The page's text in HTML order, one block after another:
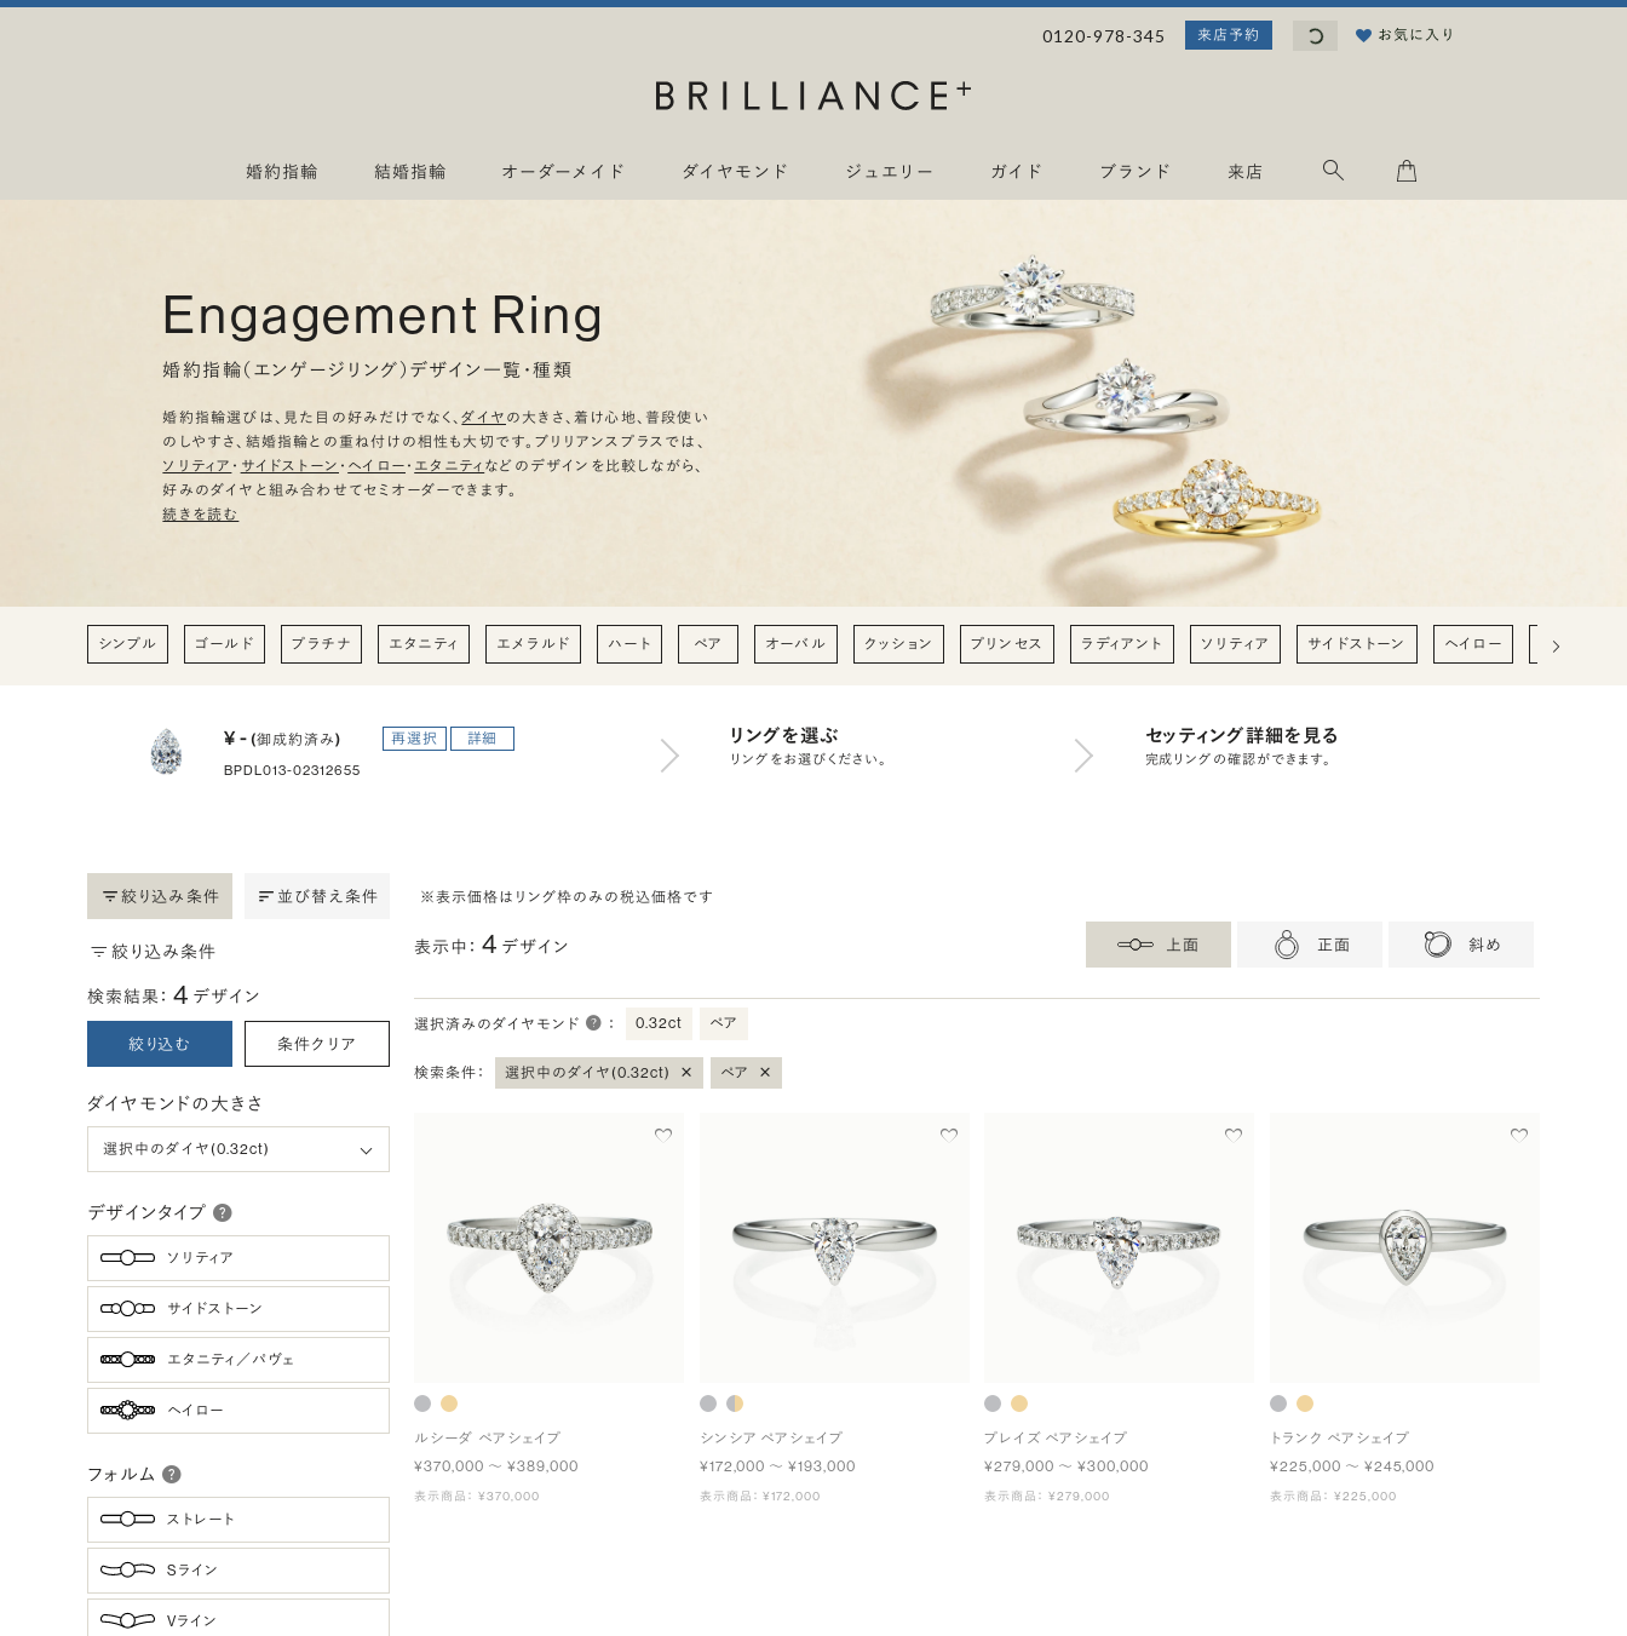
0120-978-345 来店予約
.
.
お気に入り
婚約指輪 結婚指輪 オーダーメイド ダイヤモンド ジュエリー ガイド ブランド 来店
Engagement Ring
婚約指輪（エンゲージリング）デザイン一覧・種類
婚約指輪選びは、見た目の好みだけでなく、ダイヤ の大きさ、着け心地、普段使い
のしやすさ、結婚指輪との重ね付けの相性も大切です。ブリリアンスプラスでは、
ソリティア ・ サイドストーン ・ ヘイロー ・ エタニティ などのデザインを比較しながら、
好みのダイヤと組み合わせてセミオーダーできます。
続きを読む
シンプル ゴールド プラチナ エタニティ エメラルド ハート ペア オーバル クッション プリンセス ラディアント ソリティア サイドストーン ヘイロー 0.2ct
¥ - (御成約済み) 再選択 詳細
BPDL013-02312655
リングを選ぶ
リングをお選びください。
セッティング詳細を見る
完成リングの確認ができます。
絞り込み条件 並び替え条件
絞り込み条件
検索結果： 4 デザイン
絞り込む 条件クリア
ダイヤモンドの大きさ
デザインタイプ
ソリティア
サイドストーン
エタニティ／パヴェ
ヘイロー
フォルム
ストレート
Sライン
Vライン
※表示価格はリング枠のみの税込価格です
表示中： 4 デザイン 上面 正面 斜め
選択済みのダイヤモンド ： 0.32ct ペア
検索条件： 選択中のダイヤ(0.32ct) × ペア ×
ルシーダ ペアシェイプ
¥370,000 〜 ¥389,000
表示商品： ¥370,000
シンシア ペアシェイプ
¥172,000 〜 ¥193,000
表示商品： ¥172,000
プレイズ ペアシェイプ
¥279,000 〜 ¥300,000
表示商品： ¥279,000
トランク ペアシェイプ
¥225,000 〜 ¥245,000
表示商品： ¥225,000